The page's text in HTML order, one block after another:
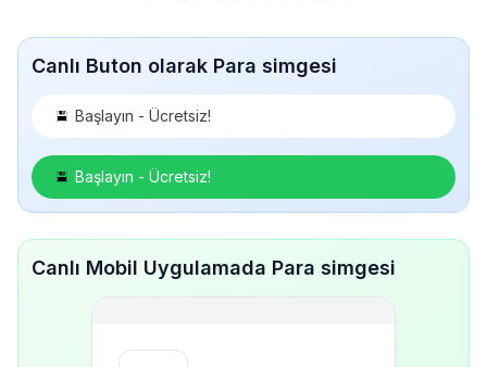
Canlı Buton olarak Para simgesi
Başlayın - Ücretsiz!
Başlayın - Ücretsiz!
Canlı Mobil Uygulamada Para simgesi